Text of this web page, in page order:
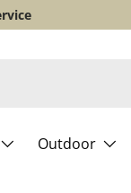
Outdoor